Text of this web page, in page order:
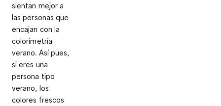
sientan mejor a
las personas que
encajan con la
colorimetría
verano. Así pues,
si eres una
persona tipo
verano, los
colores frescos